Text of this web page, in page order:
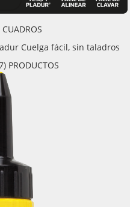
Especial paredes de yeso y pladur Cuelga fácil, sin taladros
PRODUCTOS